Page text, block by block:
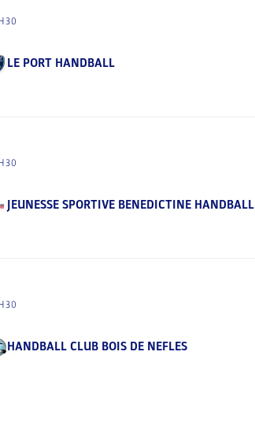
LE PORT HANDBALL
JEUNESSE SPORTIVE BENEDICTINE HANDBALL
HANDBALL CLUB BOIS DE NEFLES